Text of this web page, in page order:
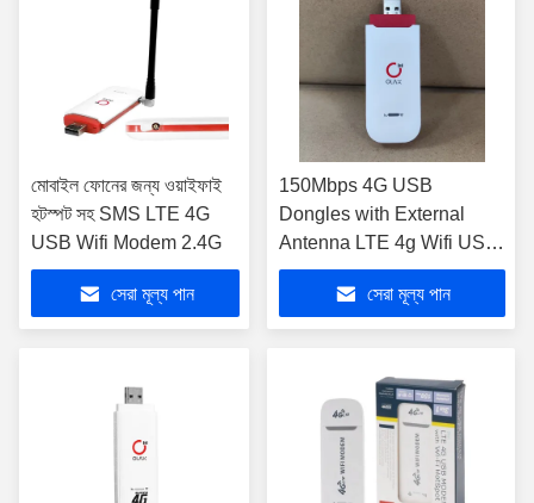
মোবাইল ফোনের জন্য ওয়াইফাই
হটস্পট সহ SMS LTE 4G
USB Wifi Modem 2.4G
সেরা মূল্য পান
150Mbps 4G USB
Dongles with External
Antenna LTE 4g Wifi USB
Modem OEM
সেরা মূল্য পান